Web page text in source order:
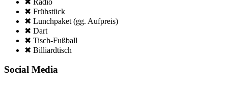
✖ Frühstück
✖ Lunchpaket (gg. Aufpreis)
✖ Dart
✖ Tisch-Fußball
✖ Billiardtisch
Social Media